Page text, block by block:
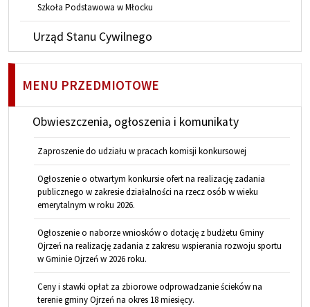
Szkoła Podstawowa w Młocku
Urząd Stanu Cywilnego
MENU PRZEDMIOTOWE
Obwieszczenia, ogłoszenia i komunikaty
Zaproszenie do udziału w pracach komisji konkursowej
Ogłoszenie o otwartym konkursie ofert na realizację zadania
publicznego w zakresie działalności na rzecz osób w wieku
emerytalnym w roku 2026.
Ogłoszenie o naborze wniosków o dotację z budżetu Gminy
Ojrzeń na realizację zadania z zakresu wspierania rozwoju sportu
w Gminie Ojrzeń w 2026 roku.
Ceny i stawki opłat za zbiorowe odprowadzanie ścieków na
terenie gminy Ojrzeń na okres 18 miesięcy.